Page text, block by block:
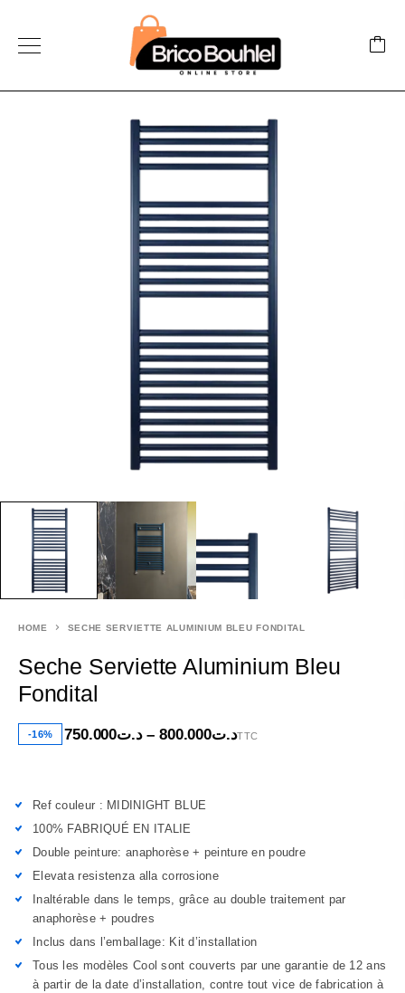
HOME SECHE SERVIETTE ALUMINIUM BLEU FONDITAL
Seche Serviette Aluminium Bleu
Fondital
-16% د.ت750.000 – د.ت800.000 TTC
Ref couleur : MIDINIGHT BLUE
100% FABRIQUÉ EN ITALIE
Double peinture: anaphorèse + peinture en poudre
Elevata resistenza alla corrosione
Inaltérable dans le temps, grâce au double traitement par
anaphorèse + poudres
Inclus dans l’emballage: Kit d’installation
Tous les modèles Cool sont couverts par une garantie de 12 ans
à partir de la date d’installation, contre tout vice de fabrication à